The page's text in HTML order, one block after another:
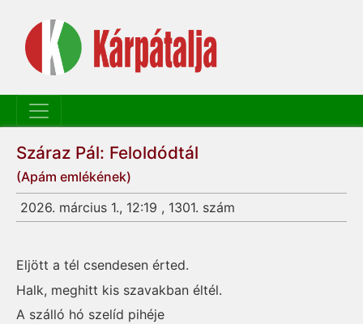
Száraz Pál: Feloldódtál
(Apám emlékének)
2026. március 1., 12:19 , 1301. szám
Eljött a tél csendesen érted.
Halk, meghitt kis szavakban éltél.
A szálló hó szelíd pihéje